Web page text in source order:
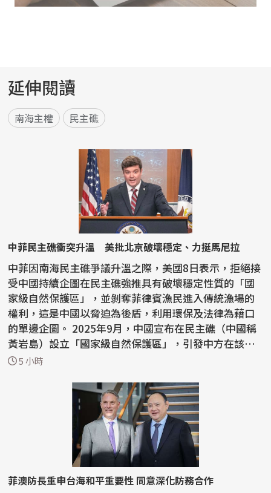
延伸閱讀
南海主權 民主礁
中菲民主礁衝突升溫 美批北京破壞穩定、力挺馬尼拉
中菲因南海民主礁爭議升溫之際，美國8日表示，拒絕接
受中國持續企圖在民主礁強推具有破壞穩定性質的「國
家級自然保護區」，並剝奪菲律賓漁民進入傳統漁場的
權利，這是中國以脅迫為後盾，利用環保及法律為藉口
的單邊企圖。 2025年9月，中國宣布在民主礁（中國稱
黃岩島）設立「國家級自然保護區」，引發中方在該珊
瑚礁淺...
5 小時
菲澳防長重申台海和平重要性 同意深化防務合作